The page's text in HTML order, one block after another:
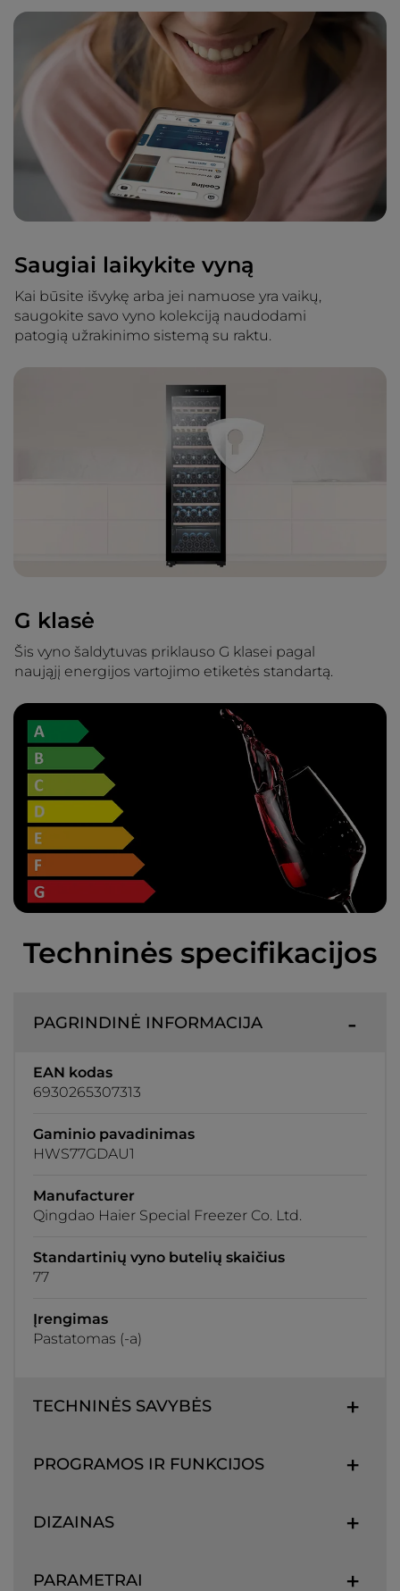
Saugiai laikykite vyną
Kai būsite išvykę arba jei namuose yra vaikų,
saugokite savo vyno kolekciją naudodami
patogią užrakinimo sistemą su raktu.
G klasė
Šis vyno šaldytuvas priklauso G klasei pagal
naująjį energijos vartojimo etiketės standartą.
Techninės specifikacijos
PAGRINDINĖ INFORMACIJA
EAN kodas
6930265307313
Gaminio pavadinimas
HWS77GDAU1
Manufacturer
Qingdao Haier Special Freezer Co. Ltd.
Standartinių vyno butelių skaičius
77
Įrengimas
Pastatomas (-a)
TECHNINĖS SAVYBĖS
PROGRAMOS IR FUNKCIJOS
DIZAINAS
PARAMETRAI